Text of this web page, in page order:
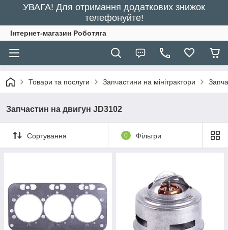
УВАГА! Для отримання додаткових знижок
телефонуйте!
Інтернет-магазин Роботяга
Товари та послуги Запчастини на мінітрактори
Запчастин на двигун JD3102
Сортування 0 Фільтри